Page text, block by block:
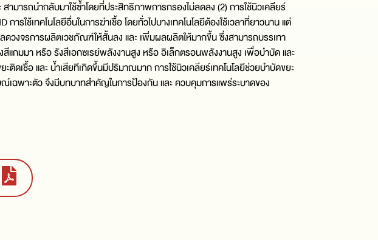
ารถนำกลับมาใช้ซ้ำโดยที่ประสิทธิภาพการกรองไม่ลดลง (2) การใช้นิวเคลียร์
รใช้เทคโนโลยีอื่นในการฆ่าเชื้อ โดยทั่วไปบางเทคโนโลยีต้องใช้เวลาที่ยาวนาน แต่
ลดวงจรการผลิตเวชภัณฑ์ให้สั้นลง และ เพิ่มผลผลิตให้มากขึ้น ซึ่งสามารถบรรเทา
แกมมา หรือ รังสีเอกซเรย์พลังงานสูง หรือ อิเล็กตรอนพลังงานสูง เพื่อบำบัด และ
ดเชื้อ และ น้ำเสียทีเกิดขึ้นมีปริมาณมาก การใช้นิวเคลียร์เทคโนโลยีช่วยบำบัดขยะ
ณ์เฉพาะตัว จึงมีบทบาทสำคัญในการป้องกัน และ ควบคุมการแพร่ระบาดของ